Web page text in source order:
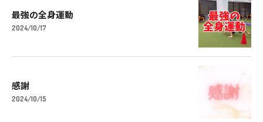
最強の全身運動
2024/10/17
感謝
2024/10/15